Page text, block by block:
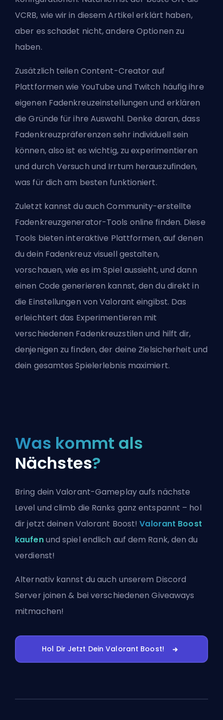
VCRB, wie wir in diesem Artikel erklärt haben,
aber es schadet nicht, andere Optionen zu
haben.
Zusätzlich teilen Content-Creator auf
Plattformen wie YouTube und Twitch häufig ihre
eigenen Fadenkreuzeinstellungen und erklären
die Gründe für ihre Auswahl. Denke daran, dass
Fadenkreuzpräferenzen sehr individuell sein
können, also ist es wichtig, zu experimentieren
und durch Versuch und Irrtum herauszufinden,
was für dich am besten funktioniert.
Zuletzt kannst du auch Community-erstellte
Fadenkreuzgenerator-Tools online finden. Diese
Tools bieten interaktive Plattformen, auf denen
du dein Fadenkreuz visuell gestalten,
vorschauen, wie es im Spiel aussieht, und dann
einen Code generieren kannst, den du direkt in
die Einstellungen von Valorant eingibst. Das
erleichtert das Experimentieren mit
verschiedenen Fadenkreuzstilen und hilft dir,
denjenigen zu finden, der deine Zielsicherheit und
dein gesamtes Spielerlebnis maximiert.
Was kommt als
Nächstes?
Bring dein Valorant-Gameplay aufs nächste
Level und climb die Ranks ganz entspannt – hol
dir jetzt deinen Valorant Boost!Valorant Boost
kaufenund spiel endlich auf dem Rank, den du
verdienst!
Alternativ kannst du auch unserem Discord
Server joinen & bei verschiedenen Giveaways
mitmachen!
Hol Dir Jetzt Dein Valorant Boost!